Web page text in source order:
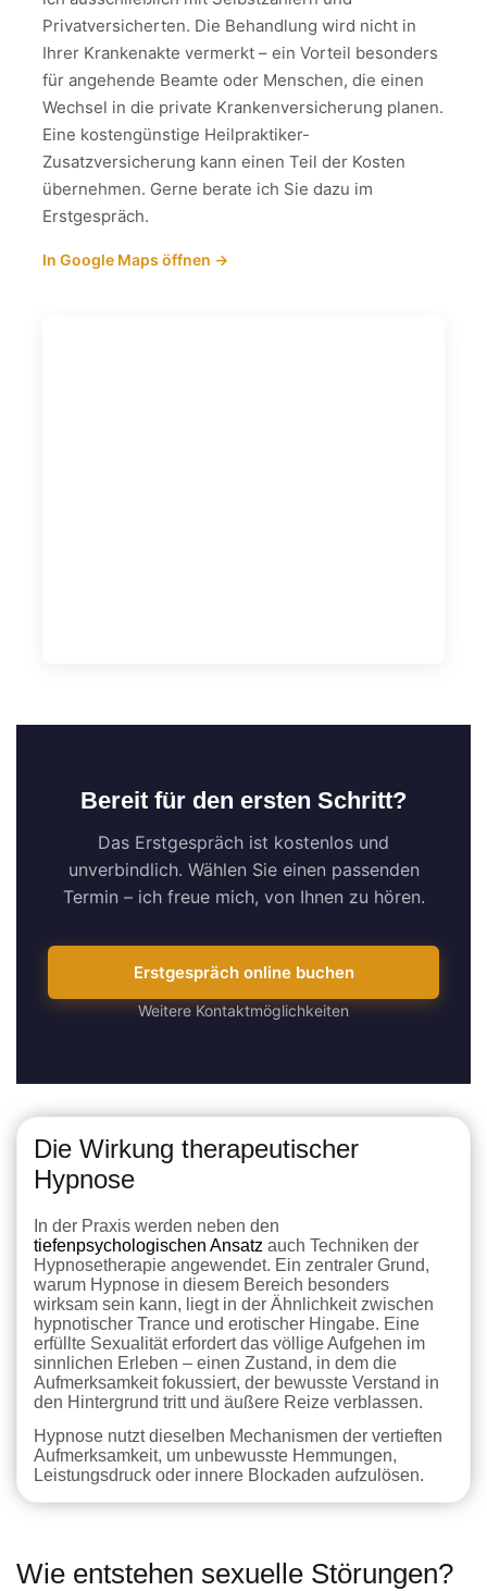
Privatversicherten. Die Behandlung wird nicht in
Ihrer Krankenakte vermerkt – ein Vorteil besonders
für angehende Beamte oder Menschen, die einen
Wechsel in die private Krankenversicherung planen.
Eine kostengünstige Heilpraktiker-
Zusatzversicherung kann einen Teil der Kosten
übernehmen. Gerne berate ich Sie dazu im
Erstgespräch.
In Google Maps öffnen →
Bereit für den ersten Schritt?
Das Erstgespräch ist kostenlos und
unverbindlich. Wählen Sie einen passenden
Termin – ich freue mich, von Ihnen zu hören.
Erstgespräch online buchen
Weitere Kontaktmöglichkeiten
Die Wirkung therapeutischer
Hypnose
In der Praxis werden neben den
tiefenpsychologischen Ansatz auch Techniken der
Hypnosetherapie angewendet. Ein zentraler Grund,
warum Hypnose in diesem Bereich besonders
wirksam sein kann, liegt in der Ähnlichkeit zwischen
hypnotischer Trance und erotischer Hingabe. Eine
erfüllte Sexualität erfordert das völlige Aufgehen im
sinnlichen Erleben – einen Zustand, in dem die
Aufmerksamkeit fokussiert, der bewusste Verstand in
den Hintergrund tritt und äußere Reize verblassen.
Hypnose nutzt dieselben Mechanismen der vertieften
Aufmerksamkeit, um unbewusste Hemmungen,
Leistungsdruck oder innere Blockaden aufzulösen.
Wie entstehen sexuelle Störungen?​